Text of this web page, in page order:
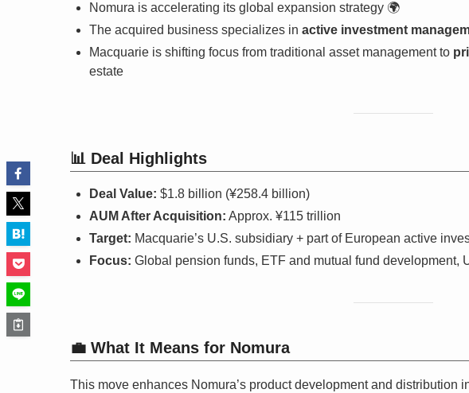
Nomura is accelerating its global expansion strategy 🌍
The acquired business specializes in active investment
Macquarie is shifting focus from traditional asset management to
estate
📊 Deal Highlights
Deal Value: $1.8 billion (¥258.4 billion)
AUM After Acquisition: Approx. ¥115 trillion
Target: Macquarie’s U.S. subsidiary + part of European active
Focus: Global pension funds, ETF and mutual fund development,
💼 What It Means for Nomura
This move enhances Nomura’s product development and distribution